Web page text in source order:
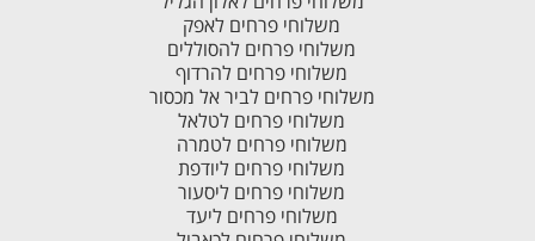
משלוחי פרחים לאפק
משלוחי פרחים להסוללים
משלוחי פרחים להרדוף
משלוחי פרחים לביר אל מכסור
משלוחי פרחים לטלאל
משלוחי פרחים לטמרה
משלוחי פרחים ליודפת
משלוחי פרחים ליסעור
משלוחי פרחים ליעד